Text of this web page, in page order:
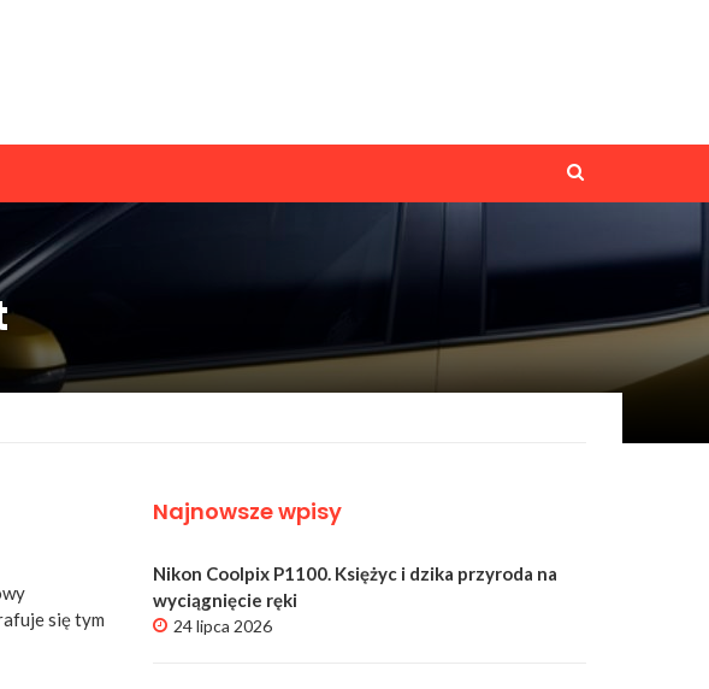
się tym
Najnowsze wpisy
Nikon Coolpix P1100. Księżyc i dzika przyroda na
wyciągnięcie ręki
24 lipca 2026